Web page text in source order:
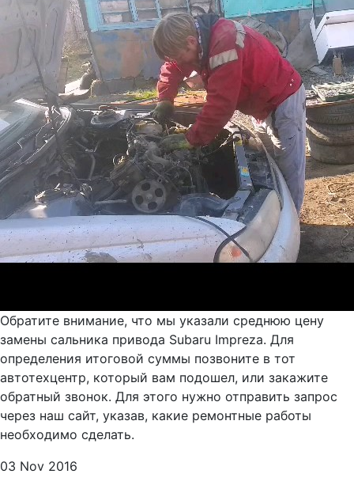
Обратите внимание, что мы указали среднюю цену
замены сальника привода Subaru Impreza. Для
определения итоговой суммы позвоните в тот
автотехцентр, который вам подошел, или закажите
обратный звонок. Для этого нужно отправить запрос
через наш сайт, указав, какие ремонтные работы
необходимо сделать.
03 Nov 2016